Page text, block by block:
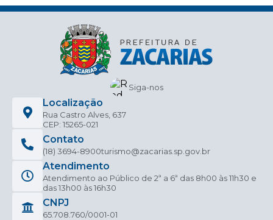
Siga-nos
Localização
Rua Castro Alves, 637
CEP: 15265-021
Contato
(18) 3694-8900turismo@zacarias.sp.gov.br
Atendimento
Atendimento ao Público de 2ª a 6ª das 8h00 às 11h30 e
das 13h00 às 16h30
CNPJ
65.708.760/0001-01